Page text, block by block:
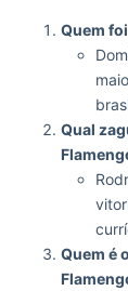
Quem
Qual
Quem é